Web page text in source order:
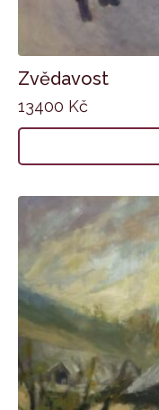
Zvědavost
13400 Kč